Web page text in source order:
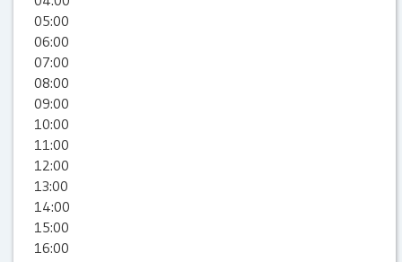
05:00
06:00
07:00
08:00
09:00
10:00
11:00
12:00
13:00
14:00
15:00
16:00